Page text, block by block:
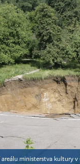
areálu ministerstva kultury